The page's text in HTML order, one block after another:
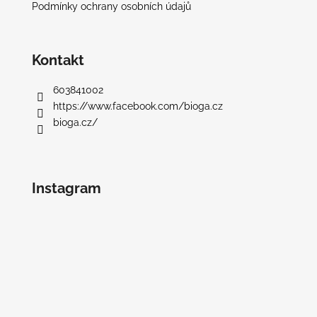
Podmínky ochrany osobních údajů
Kontakt
603841002
https://www.facebook.com/bioga.cz
bioga.cz/
Instagram